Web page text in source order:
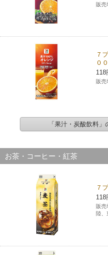
モバイルWi-Fiバッテリーシェ
パウダースペース ラブン（店舗
ソフトバンクギフト
販売
７
０
118
販売
「果汁・炭酸飲料
お茶・コーヒー・紅茶
７
118
販売
陸、